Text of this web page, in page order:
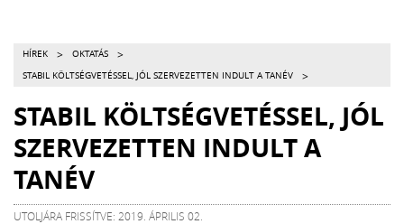
HÍREK > OKTATÁS >
STABIL KÖLTSÉGVETÉSSEL, JÓL SZERVEZETTEN INDULT A TANÉV >
STABIL KÖLTSÉGVETÉSSEL, JÓL
SZERVEZETTEN INDULT A
TANÉV
UTOLJÁRA FRISSÍTVE: 2019. ÁPRILIS 02.